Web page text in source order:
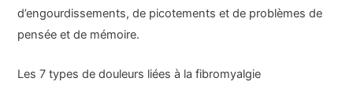
d’engourdissements, de picotements et de problèmes de
pensée et de mémoire.
Les 7 types de douleurs liées à la fibromyalgie